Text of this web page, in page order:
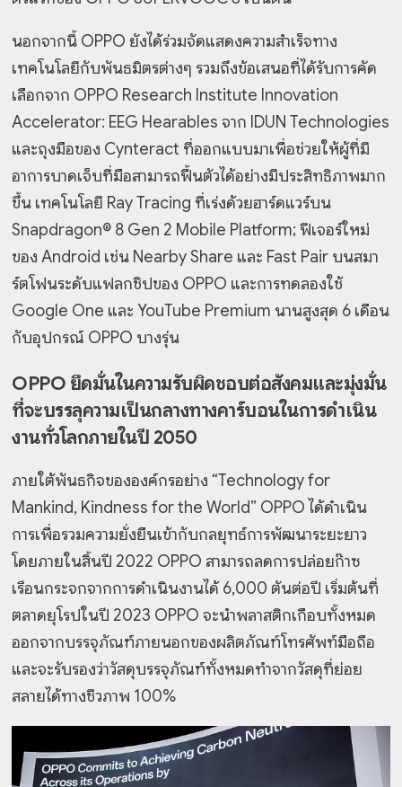
นอกจากนี้ OPPO ยังได้ร่วมจัดแสดงความสำเร็จทาง
เทคโนโลยีกับพันธมิตรต่างๆ รวมถึงข้อเสนอที่ได้รับการคัด
เลือกจาก OPPO Research Institute Innovation
Accelerator: EEG Hearables จาก IDUN Technologies
และถุงมือของ Cynteract ที่ออกแบบมาเพื่อช่วยให้ผู้ที่มี
อาการบาดเจ็บที่มือสามารถฟื้นตัวได้อย่างมีประสิทธิภาพมาก
ขึ้น เทคโนโลยี Ray Tracing ที่เร่งด้วยฮาร์ดแวร์บน
Snapdragon® 8 Gen 2 Mobile Platform; ฟีเจอร์ใหม่
ของ Android เช่น Nearby Share และ Fast Pair บนสมา
ร์ตโฟนระดับแฟลกชิปของ OPPO และการทดลองใช้
Google One และ YouTube Premium นานสูงสุด 6 เดือน
กับอุปกรณ์ OPPO บางรุ่น
OPPO ยึดมั่นในความรับผิดชอบต่อสังคมและมุ่งมั่น
ที่จะบรรลุความเป็นกลางทางคาร์บอนในการดำเนิน
งานทั่วโลกภายในปี 2050
ภายใต้พันธกิจขององค์กรอย่าง “Technology for
Mankind, Kindness for the World” OPPO ได้ดำเนิน
การเพื่อรวมความยั่งยืนเข้ากับกลยุทธ์การพัฒนาระยะยาว
โดยภายในสิ้นปี 2022 OPPO สามารถลดการปล่อยก๊าซ
เรือนกระจกจากการดำเนินงานได้ 6,000 ตันต่อปี เริ่มต้นที่
ตลาดยุโรปในปี 2023 OPPO จะนำพลาสติกเกือบทั้งหมด
ออกจากบรรจุภัณฑ์ภายนอกของผลิตภัณฑ์โทรศัพท์มือถือ
และจะรับรองว่าวัสดุบรรจุภัณฑ์ทั้งหมดทำจากวัสดุที่ย่อย
สลายได้ทางชีวภาพ 100%